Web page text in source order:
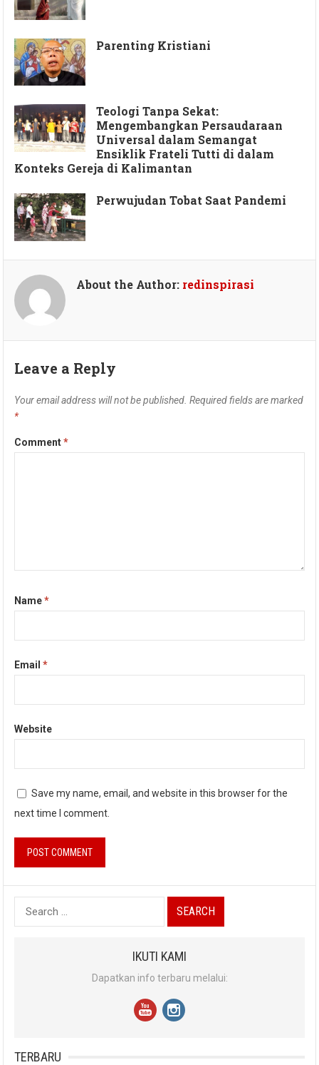
Parenting Kristiani
Teologi Tanpa Sekat:
Mengembangkan Persaudaraan
Universal dalam Semangat
Ensiklik Frateli Tutti di dalam
Konteks Gereja di Kalimantan
Perwujudan Tobat Saat Pandemi
About the Author: redinspirasi
Leave a Reply
Your email address will not be published. Required fields are marked
*
Comment*
Name*
Email*
Website
Save my name, email, and website in this browser for the
next time I comment.
Search
for:
IKUTI KAMI
Dapatkan info terbaru melalui:
TERBARU